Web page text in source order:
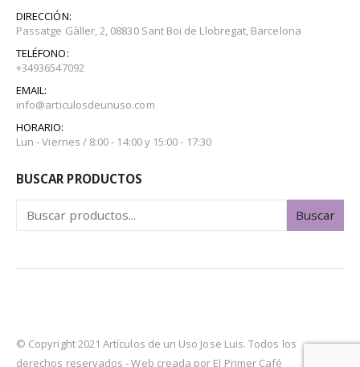
DIRECCIÓN:
Passatge Gàller, 2, 08830 Sant Boi de Llobregat, Barcelona
TELÉFONO:
+34936547092
EMAIL:
info@articulosdeunuso.com
HORARIO:
Lun - Viernes / 8:00 - 14:00 y 15:00 - 17:30
BUSCAR PRODUCTOS
Buscar
© Copyright 2021 Artículos de un Uso Jose Luis. Todos los
derechos reservados -Web creada por El Primer Café